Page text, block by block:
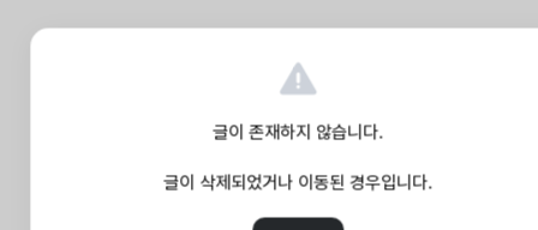
글이 존재하지 않습니다.
글이 삭제되었거나 이동된 경우입니다.